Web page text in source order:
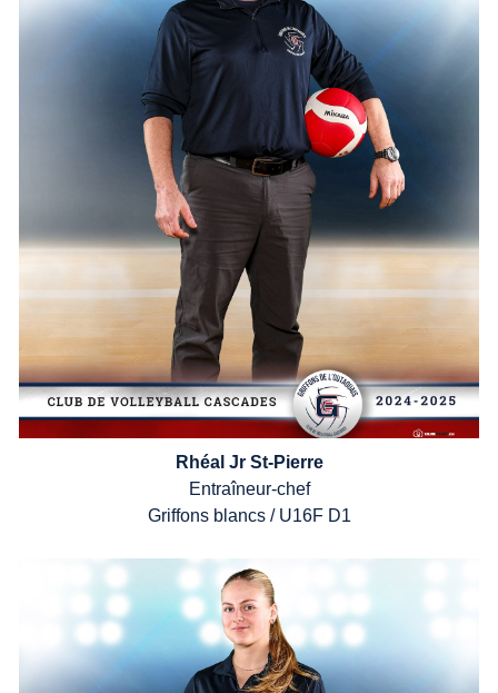
Rhéal Jr St-Pierre
Entraîneur-chef
Griffons bl ancs/ U16F D1